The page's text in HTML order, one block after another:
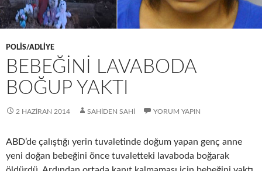
POLIS/ADLIYE
BEBEĞINI LAVABODA
BOĞUP YAKTI
2 HAZIRAN 2014 SAHIDEN SAHI YORUM YAPIN
ABD’de çalıştığı yerin tuvaletinde doğum yapan genç anne
yeni doğan bebeğini önce tuvaletteki lavaboda boğarak